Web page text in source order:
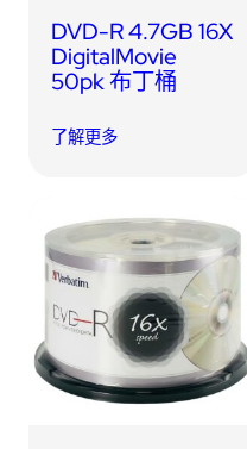
DVD-R 4.7GB 16X
DigitalMovie
50pk 布丁桶
了解更多